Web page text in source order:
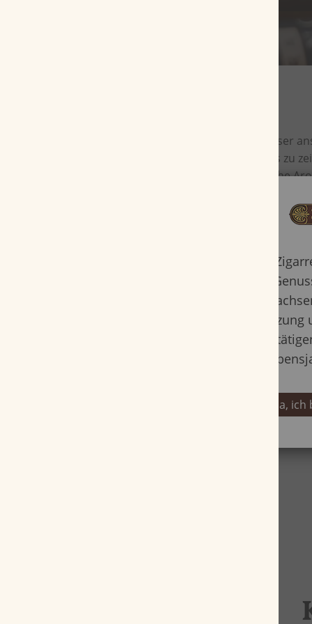
Als kürzestes Format der Serie genügen dieser
88mm Länge und ein 52er Ringmaß, um das zu
großartige Zigarre leisten kann. Eine herrliche
Holz und Kaffee findet ihren Weg über einem
Im letzten Drittel offenbart die Villa Zamorano
intensive Nussnoten bei einem angenehm
die gesamte Reserva-Linie erfreulicherweise so
stellen die Geradlinigkeit der Villa Zamorano in
Ja,